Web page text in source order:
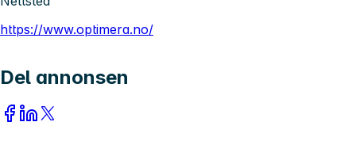
https://www.optimera.no/
Del annonsen